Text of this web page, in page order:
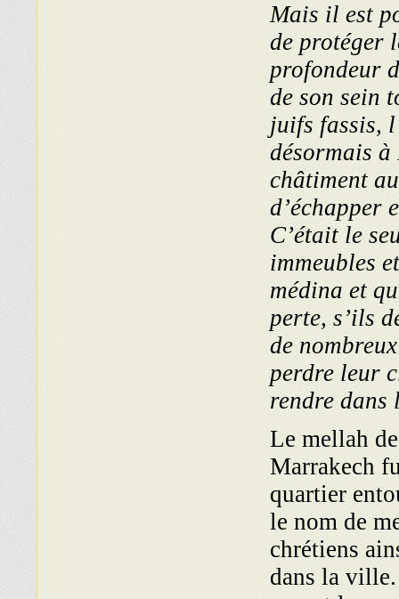
Mais il est
de protéger
profondeur
de son sein
juifs fassis,
désormais
châtiment
d’échapper
C’était le
immeubles
médina et
perte, s’ils
de
perdre leur
rendre
Le mellah
Marrakech
quartier
le nom de
chrétiens
dans la